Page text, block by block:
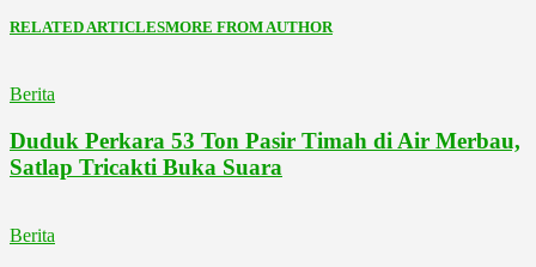
RELATED ARTICLESMORE FROM AUTHOR
Berita
Duduk Perkara 53 Ton Pasir Timah di Air Merbau,
Satlap Tricakti Buka Suara
Berita